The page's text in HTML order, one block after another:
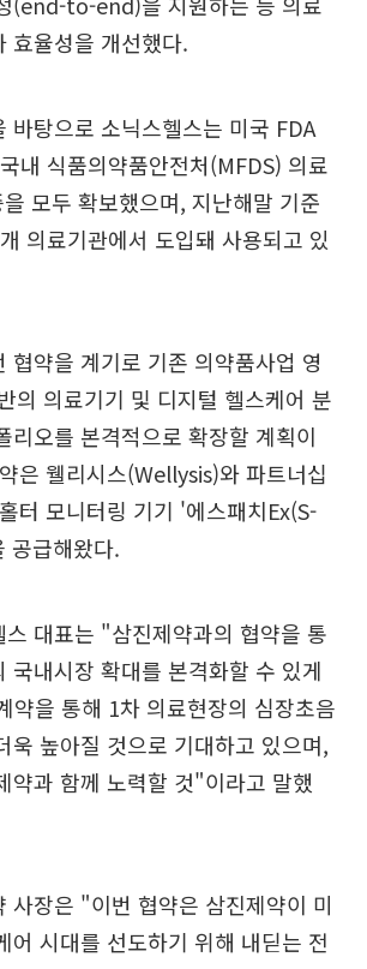
효율성을 개선했다.
바탕으로 소닉스헬스는 미국 FDA
내 식품의약품안전처(MFDS) 의료
모두 확보했으며, 지난해말 기준
의료기관에서 도입돼 사용되고 있
협약을 계기로 기존 의약품사업 영
의 의료기기 및 디지털 헬스케어 분
리오를 본격적으로 확장할 계획이
은 웰리시스(Wellysis)와 파트너십
터 모니터링 기기 '에스패치Ex(S-
공급해왔다.
스 대표는 "삼진제약과의 협약을 통
국내시장 확대를 본격화할 수 있게
약을 통해 1차 의료현장의 심장초음
욱 높아질 것으로 기대하고 있으며,
약과 함께 노력할 것"이라고 말했
사장은 "이번 협약은 삼진제약이 미
어 시대를 선도하기 위해 내딛는 전